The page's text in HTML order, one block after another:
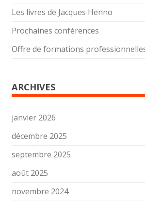
Les livres de Jacques Henno
Prochaines conférences
Offre de formations
ARCHIVES
janvier 2026
décembre 2025
septembre 2025
août 2025
novembre 2024